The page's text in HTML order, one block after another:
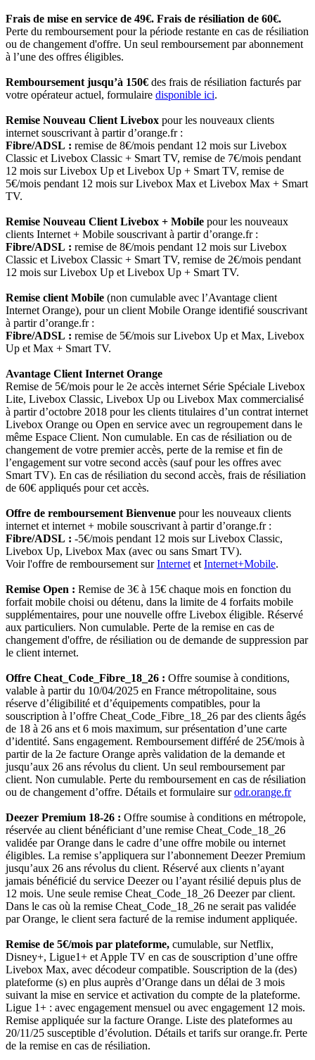
Frais de mise en service de 49€. Frais de résiliation de 60€.
Perte du remboursement pour la période restante en cas de résiliation
ou de changement d'offre. Un seul remboursement par abonnement
à l’une des offres éligibles.
Remboursement jusqu’à 150€ des frais de résiliation facturés par
votre opérateur actuel, formulaire disponible ici.
Remise Nouveau Client Livebox pour les nouveaux clients
internet souscrivant à partir d’orange.fr :
Fibre/ADSL : remise de 8€/mois pendant 12 mois sur Livebox
Classic et Livebox Classic + Smart TV, remise de 7€/mois pendant
12 mois sur Livebox Up et Livebox Up + Smart TV, remise de
5€/mois pendant 12 mois sur Livebox Max et Livebox Max + Smart
TV.
Remise Nouveau Client Livebox + Mobile pour les nouveaux
clients Internet + Mobile souscrivant à partir d’orange.fr :
Fibre/ADSL : remise de 8€/mois pendant 12 mois sur Livebox
Classic et Livebox Classic + Smart TV, remise de 2€/mois pendant
12 mois sur Livebox Up et Livebox Up + Smart TV.
Remise client Mobile (non cumulable avec l’Avantage client
Internet Orange), pour un client Mobile Orange identifié souscrivant
à partir d’orange.fr :
Fibre/ADSL : remise de 5€/mois sur Livebox Up et Max, Livebox
Up et Max + Smart TV.
Avantage Client Internet Orange
Remise de 5€/mois pour le 2e accès internet Série Spéciale Livebox
Lite, Livebox Classic, Livebox Up ou Livebox Max commercialisé
à partir d’octobre 2018 pour les clients titulaires d’un contrat internet
Livebox Orange ou Open en service avec un regroupement dans le
même Espace Client. Non cumulable. En cas de résiliation ou de
changement de votre premier accès, perte de la remise et fin de
l’engagement sur votre second accès (sauf pour les offres avec
Smart TV). En cas de résiliation du second accès, frais de résiliation
de 60€ appliqués pour cet accès.
Offre de remboursement Bienvenue pour les nouveaux clients
internet et internet + mobile souscrivant à partir d’orange.fr :
Fibre/ADSL : -5€/mois pendant 12 mois sur Livebox Classic,
Livebox Up, Livebox Max (avec ou sans Smart TV).
Voir l'offre de remboursement surInternet et Internet+Mobile.
Remise Open : Remise de 3€ à 15€ chaque mois en fonction du
forfait mobile choisi ou détenu, dans la limite de 4 forfaits mobile
supplémentaires, pour une nouvelle offre Livebox éligible. Réservé
aux particuliers. Non cumulable. Perte de la remise en cas de
changement d'offre, de résiliation ou de demande de suppression par
le client internet.
Offre Cheat_Code_Fibre_18_26 : Offre soumise à conditions,
valable à partir du 10/04/2025 en France métropolitaine, sous
réserve d’éligibilité et d’équipements compatibles, pour la
souscription à l’offre Cheat_Code_Fibre_18_26 par des clients âgés
de 18 à 26 ans et 6 mois maximum, sur présentation d’une carte
d’identité. Sans engagement. Remboursement différé de 25€/mois à
partir de la 2e facture Orange après validation de la demande et
jusqu’aux 26 ans révolus du client. Un seul remboursement par
client. Non cumulable. Perte du remboursement en cas de résiliation
ou de changement d’offre. Détails et formulaire surodr.orange.fr
Deezer Premium 18-26 : Offre soumise à conditions en métropole,
réservée au client bénéficiant d’une remise Cheat_Code_18_26
validée par Orange dans le cadre d’une offre mobile ou internet
éligibles. La remise s’appliquera sur l’abonnement Deezer Premium
jusqu’aux 26 ans révolus du client. Réservé aux clients n’ayant
jamais bénéficié du service Deezer ou l’ayant résilié depuis plus de
12 mois. Une seule remise Cheat_Code_18_26 Deezer par client.
Dans le cas où la remise Cheat_Code_18_26 ne serait pas validée
par Orange, le client sera facturé de la remise indument appliquée.
Remise de 5€/mois par plateforme, cumulable, sur Netflix,
Disney+, Ligue1+ et Apple TV en cas de souscription d’une offre
Livebox Max, avec décodeur compatible. Souscription de la (des)
plateforme (s) en plus auprès d’Orange dans un délai de 3 mois
suivant la mise en service et activation du compte de la plateforme.
Ligue 1+ : avec engagement mensuel ou avec engagement 12 mois.
Remise appliquée sur la facture Orange. Liste des plateformes au
20/11/25 susceptible d’évolution. Détails et tarifs sur orange.fr. Perte
de la remise en cas de résiliation.